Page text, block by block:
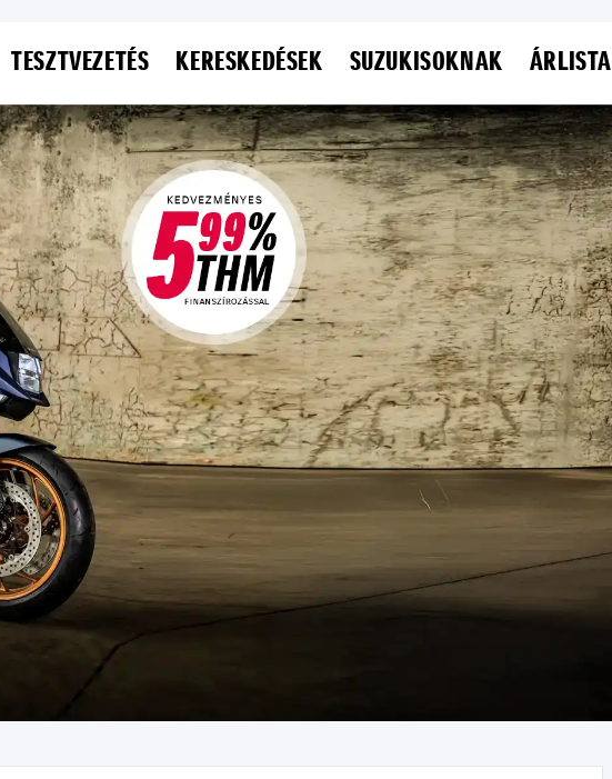
TESZTVEZETÉS KERESKEDÉSEK SUZUKISOKNAK ÁRLISTA